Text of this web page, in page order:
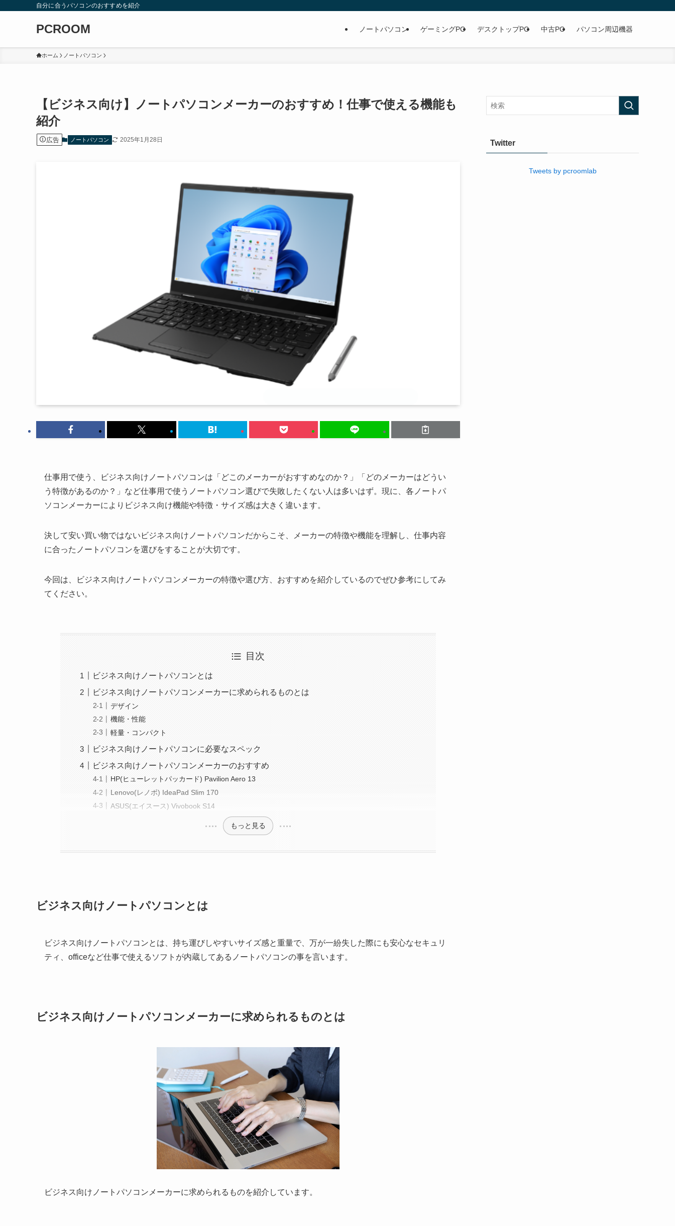
自分に合うパソコンのおすすめを紹介
PCROOM ノートパソコン ゲーミングPC デスクトップPC 中古PC パソコン周辺機器
ホーム ノートパソコン
【ビジネス向け】ノートパソコンメーカーのおすすめ！仕事で使える機能も
紹介
広告 ノートパソコン 2025年1月28日
仕事用で使う、ビジネス向けノートパソコンは「どこのメーカーがおすすめなのか？」「どのメーカーはどうい
う特徴があるのか？」など仕事用で使うノートパソコン選びで失敗したくない人は多いはず。現に、各ノートパ
ソコンメーカーによりビジネス向け機能や特徴・サイズ感は大きく違います。
決して安い買い物ではないビジネス向けノートパソコンだからこそ、メーカーの特徴や機能を理解し、仕事内容
に合ったノートパソコンを選びをすることが大切です。
今回は、ビジネス向けノートパソコンメーカーの特徴や選び方、おすすめを紹介しているのでぜひ参考にしてみ
てください。
目次
ビジネス向けノートパソコンとは
ビジネス向けノートパソコンメーカーに求められるものとは
デザイン
機能・性能
軽量・コンパクト
ビジネス向けノートパソコンに必要なスペック
ビジネス向けノートパソコンメーカーのおすすめ
HP(ヒューレットパッカード) Pavilion Aero 13
Lenovo(レノボ) IdeaPad Slim 170
ASUS(エイスース) Vivobook S14
もっと見る
ビジネス向けノートパソコンとは
ビジネス向けノートパソコンとは、持ち運びしやすいサイズ感と重量で、万が一紛失した際にも安心なセキュリ
ティ、officeなど仕事で使えるソフトが内蔵してあるノートパソコンの事を言います。
ビジネス向けノートパソコンメーカーに求められるものとは
ビジネス向けノートパソコンメーカーに求められるものを紹介しています。
Twitter
Tweets by pcroomlab